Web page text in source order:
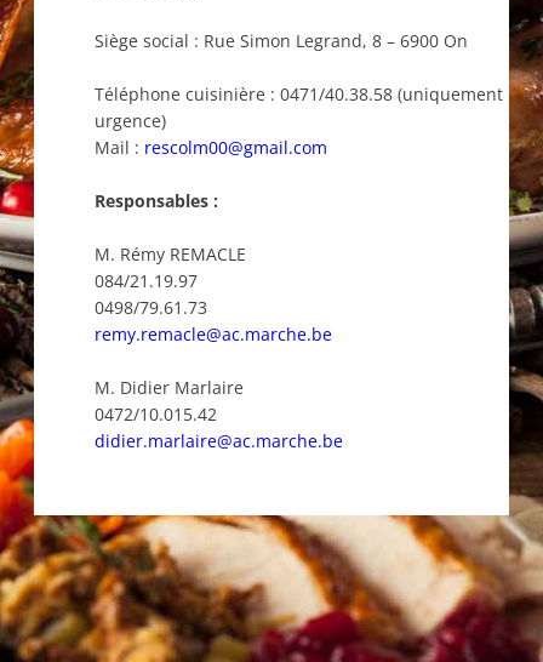
Siège social : Rue Simon Legrand, 8 – 6900 On
Téléphone cuisinière : 0471/40.38.58 (uniquement
urgence)
Mail : rescolm00@gmail.com
Responsables :
M. Rémy REMACLE
084/21.19.97
0498/79.61.73
remy.remacle@ac.marche.be
M. Didier Marlaire
0472/10.015.42
didier.marlaire@ac.marche.be